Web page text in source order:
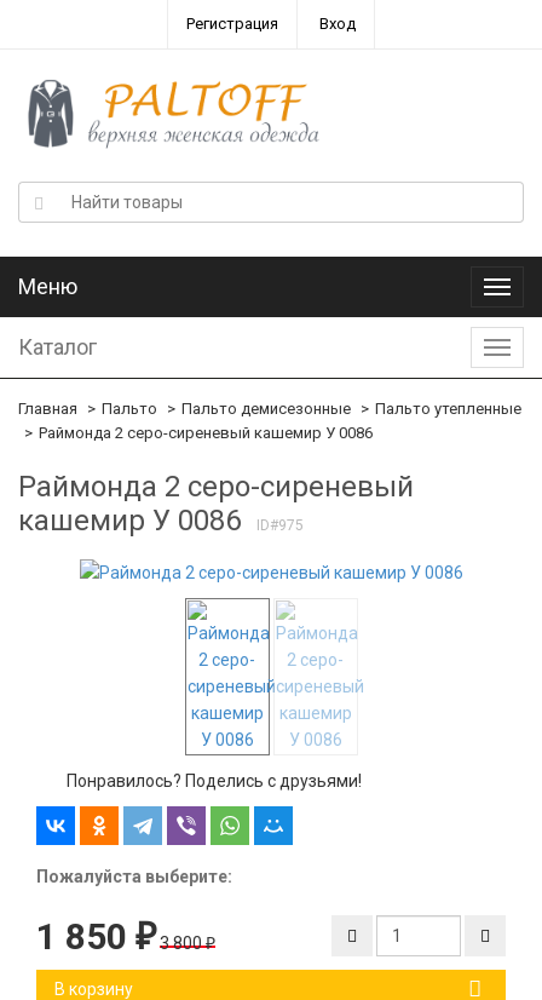
Регистрация Вход
Меню
Меню
Каталог
Главная Пальто Пальто демисезонные
Пальто утепленные
Раймонда 2 серо-сиреневый кашемир У 0086
Раймонда 2 серо-сиреневый
кашемир У 0086
ID#975
Понравилось? Поделись с друзьями!
Пожалуйста выберите:
1 850 ₽3 800₽
В корзину